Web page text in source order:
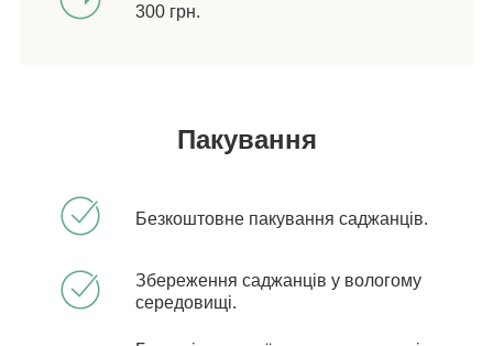
300 грн.
Пакування
Безкоштовне пакування саджанців.
Збереження саджанців у вологому
середовищі.